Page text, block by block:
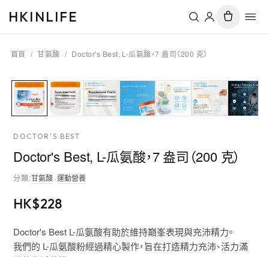
HKINLIFE
首頁 / 甘氨酸 / Doctor's Best, L-瓜氨酸，7 盎司（200 克）
DOCTOR'S BEST
Doctor's Best, L-瓜氨酸，7 盎司（200 克）
分類:甘氨酸·運動營養
HK$228
Doctor's Best L-瓜氨酸有助於維持巔峯表現與充沛精力。
我們的 L-瓜氨酸粉經過精心製作，旨在打造精力充沛、活力滿